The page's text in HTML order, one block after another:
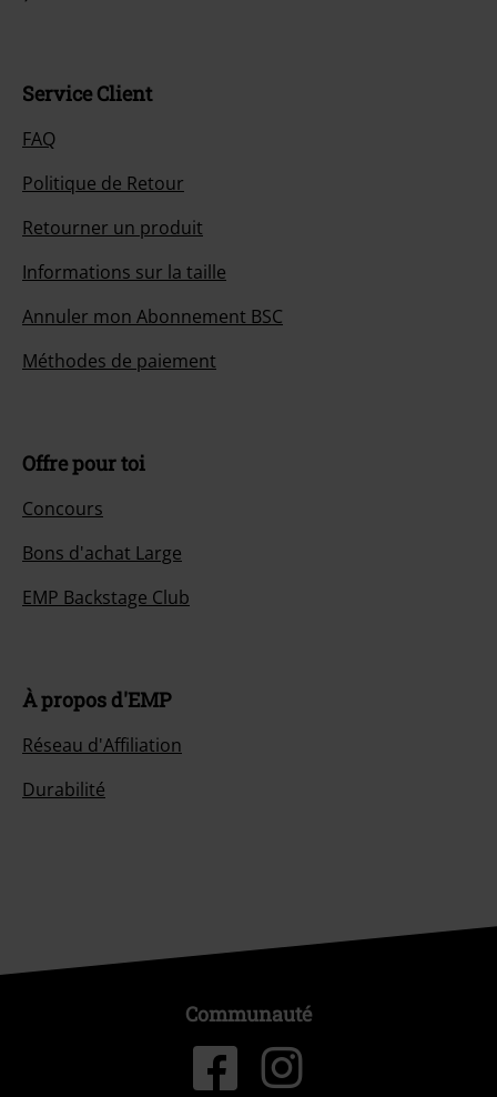
Service Client
FAQ
Politique de Retour
Retourner un produit
Informations sur la taille
Annuler mon Abonnement BSC
Méthodes de paiement
Offre pour toi
Concours
Bons d'achat Large
EMP Backstage Club
À propos d'EMP
Réseau d'Affiliation
Durabilité
Communauté